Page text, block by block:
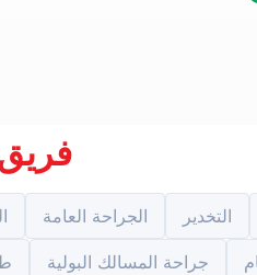
فريق
التخدير الجراحة العامة
جراحة المسالك البولية